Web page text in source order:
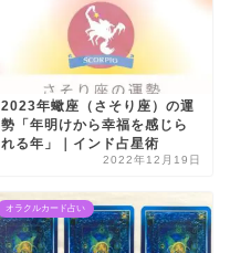
2023年蠍座（さそり座）の運
勢「年明けから幸福を感じら
れる年」｜インド占星術
2022年12月19日
オラクルカード占い